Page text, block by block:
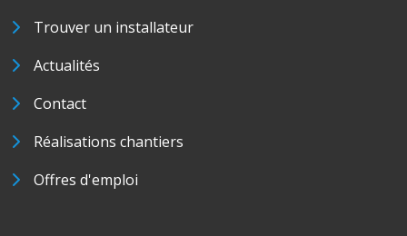
Trouver un installateur
Actualités
Contact
Réalisations chantiers
Offres d'emploi